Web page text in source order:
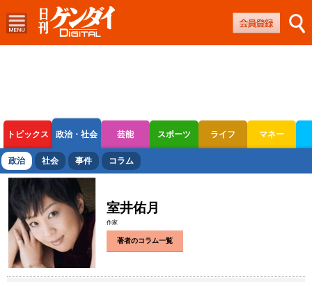
トピックス 政治・社会 芸能 スポーツ ライフ マネー
ボートレース 競輪 オートレース
政治 社会 事件 コラム
室井佑月
作家
著者のコラム一覧